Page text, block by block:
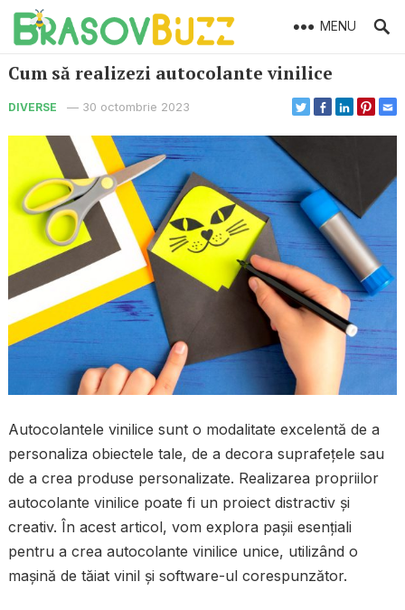
MENU
Cum să realizezi autocolante vinilice
DIVERSE — 30 octombrie 2023
Autocolantele vinilice sunt o modalitate excelentă de a
personaliza obiectele tale, de a decora suprafețele sau
de a crea produse personalizate. Realizarea propriilor
autocolante vinilice poate fi un proiect distractiv și
creativ. În acest articol, vom explora pașii esențiali
pentru a crea autocolante vinilice unice, utilizând o
mașină de tăiat vinil și software-ul corespunzător.